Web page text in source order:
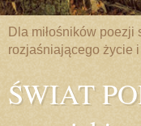
Dla miłośników
rozjaśniającego życie
ŚWIAT